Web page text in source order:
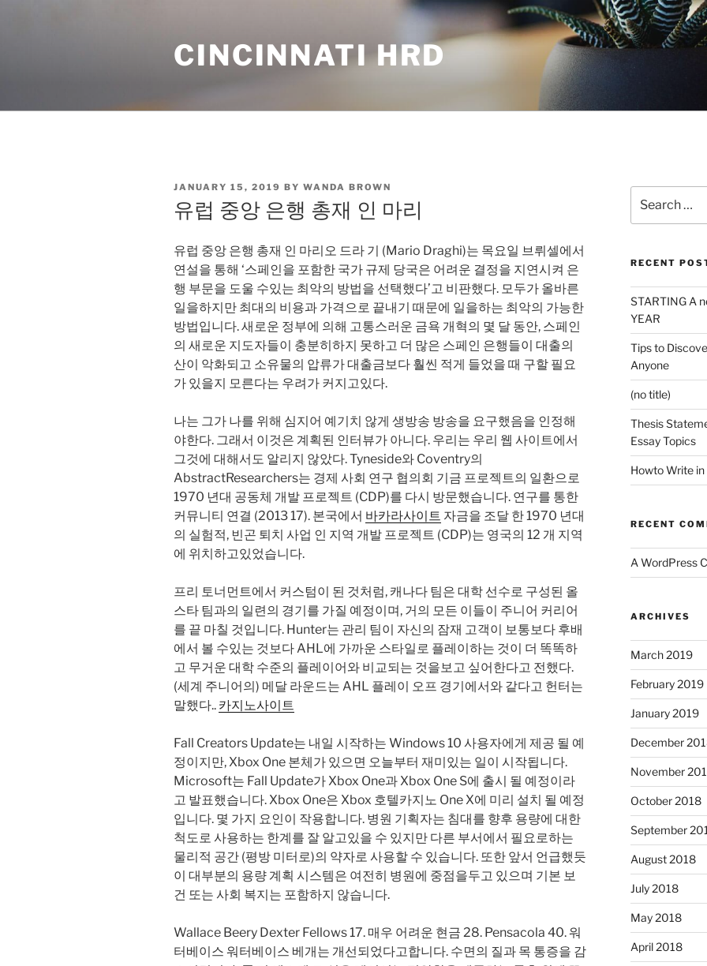
CINCINNATI HRD
POSTED
JANUARY 15, 2019 BY WANDA BROWN
유럽 ​​중앙 은행 총재 인 마리
유럽 ​​중앙 은행 총재 인 마리오 드라 기 (Mario Draghi)는 목요일 브뤼셀에서
연설을 통해 ‘스페인을 포함한 국가 규제 당국은 어려운 결정을 지연시켜 은
행 부문을 도울 수있는 최악의 방법을 선택했다’고 비판했다. 모두가 올바른
일을하지만 최대의 비용과 가격으로 끝내기 때문에 일을하는 최악의 가능한
방법입니다. 새로운 정부에 의해 고통스러운 금욕 개혁의 몇 달 동안, 스페인
의 새로운 지도자들이 충분히하지 못하고 더 많은 스페인 은행들이 대출의
산이 악화되고 소유물의 압류가 대출금보다 훨씬 적게 들었을 때 구할 필요
가 있을지 모른다는 우려가 커지고있다.
나는 그가 나를 위해 심지어 예기치 않게 생방송 방송을 요구했음을 인정해
야한다. 그래서 이것은 계획된 인터뷰가 아니다. 우리는 우리 웹 사이트에서
그것에 대해서도 알리지 않았다. Tyneside와 Coventry의
AbstractResearchers는 경제 사회 연구 협의회 기금 프로젝트의 일환으로
1970 년대 공동체 개발 프로젝트 (CDP)를 다시 방문했습니다. 연구를 통한
커뮤니티 연결 (2013 17). 본국에서 바카라사이트 자금을 조달 한 1970 년대
의 실험적, 빈곤 퇴치 사업 인 지역 개발 프로젝트 (CDP)는 영국의 12 개 지역
에 위치하고있었습니다.
프리 토너먼트에서 커스텀이 된 것처럼, 캐나다 팀은 대학 선수로 구성된 올
스타 팀과의 일련의 경기를 가질 예정이며, 거의 모든 이들이 주니어 커리어
를 끝 마칠 것입니다. Hunter는 관리 팀이 자신의 잠재 고객이 보통보다 후배
에서 볼 수있는 것보다 AHL에 가까운 스타일로 플레이하는 것이 더 똑똑하
고 무거운 대학 수준의 플레이어와 비교되는 것을보고 싶어한다고 전했다.
(세계 주니어의) 메달 라운드는 AHL 플레이 오프 경기에서와 같다고 헌터는
말했다.. 카지노사이트
Fall Creators Update는 내일 시작하는 Windows 10 사용자에게 제공 될 예
정이지만, Xbox One 본체가 있으면 오늘부터 재미있는 일이 시작됩니다.
Microsoft는 Fall Update가 Xbox One과 Xbox One S에 출시 될 예정이라
고 발표했습니다. Xbox One은 Xbox 호텔카지노 One X에 미리 설치 될 예정
입니다. 몇 가지 요인이 작용합니다. 병원 기획자는 침대를 향후 용량에 대한
척도로 사용하는 한계를 잘 알고있을 수 있지만 다른 부서에서 필요로하는
물리적 공간 (평방 미터로)의 약자로 사용할 수 있습니다. 또한 앞서 언급했듯
이 대부분의 용량 계획 시스템은 여전히 ​​병원에 중점을두고 있으며 기본 보
건 또는 사회 복지는 포함하지 않습니다.
Wallace Beery Dexter Fellows 17. 매우 어려운 현금 28. Pensacola 40. 워
터베이스 워터베이스 베개는 개선되었다고합니다. 수면의 질과 목 통증을 감
for:
RECENT
STARTING A
YEAR
Tips to
Anyone
(no title)
Thesis
Essay Topics
Howto Write
RECENT
A WordPress
ARCHIVES
March 2019
February 2019
January 2019
December
November
October 2018
September
August 2018
July 2018
May 2018
April 2018